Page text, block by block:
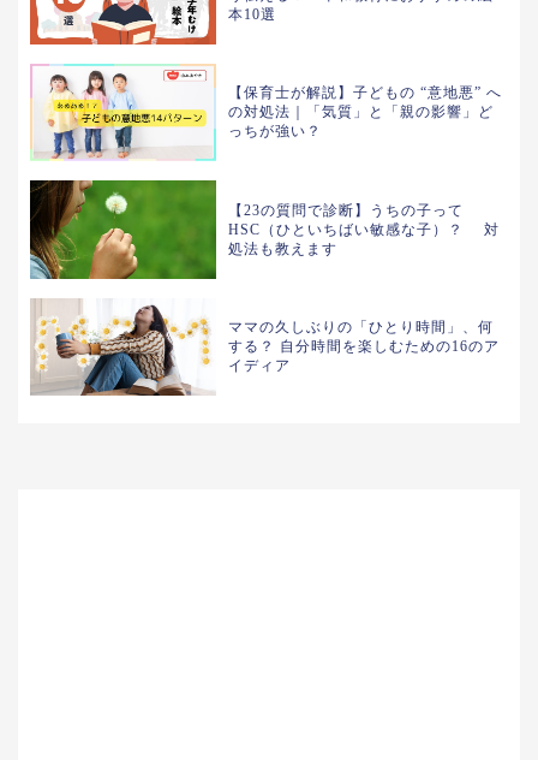
本10選
【保育士が解説】子どもの “意地悪” へ
の対処法｜「気質」と「親の影響」ど
っちが強い？
【23の質問で診断】うちの子って
HSC（ひといちばい敏感な子）？ 対
処法も教えます
ママの久しぶりの「ひとり時間」、何
する？ 自分時間を楽しむための16のア
イディア